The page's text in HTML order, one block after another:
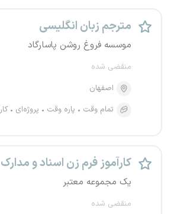
مترجم زبان انگلیسی
موسسه فروغ روشن پاسارگاد
منقضی شده
اصفهان
تمام وقت
پاره وقت پروژه‌ای
کارآموز فرم زن اسناد و مدارک
یک مجموعه معتبر
منقضی شده